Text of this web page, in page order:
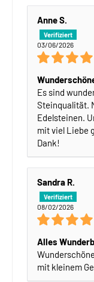
Anne S.
03/06/2026
Es sind
Steinqualität.
Edelsteinen.
mit viel Liebe
Dank!
Sandra R.
08/02/2026
Alles
mit kleinem